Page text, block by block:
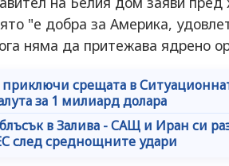
"е добра за Америка,
няма да притежава ядрено
срещата в
за 1 милиард долара
в Залива - САЩ и Иран си
след среднощните удари